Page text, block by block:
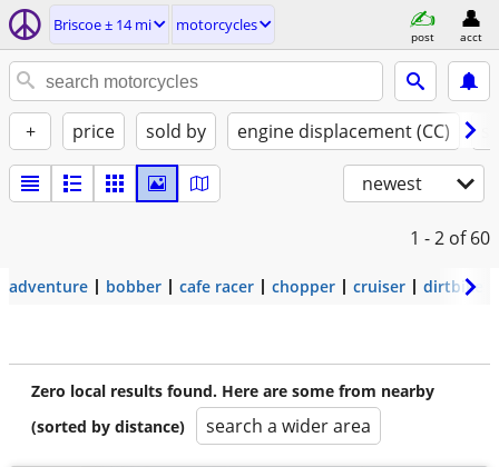
Briscoe ± 14 mi motorcycles
post acct
+ price sold by engine displacement (CC)
newest
1 - 2 of 60
adventure bobber cafe racer chopper cruiser dirtbike
Zero local results found. Here are some from nearby
(sorted by distance)
search a wider area